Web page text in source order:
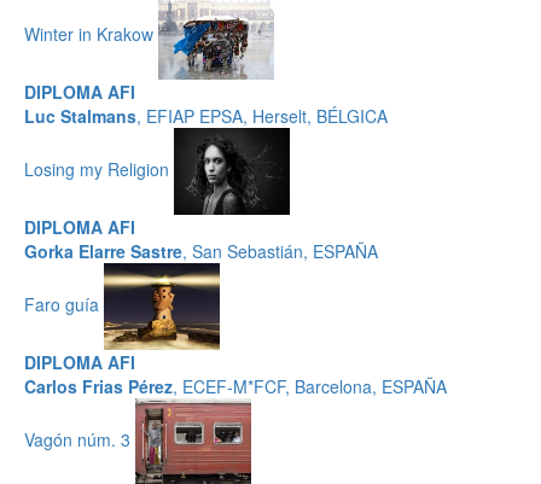
Winter in Krakow
DIPLOMA AFI
Luc Stalmans, EFIAP EPSA, Herselt, BÉLGICA
Losing my Religion
DIPLOMA AFI
Gorka Elarre Sastre, San Sebastián, ESPAÑA
Faro guía
DIPLOMA AFI
Carlos Frias Pérez, ECEF-M*FCF, Barcelona, ESPAÑA
Vagón núm. 3